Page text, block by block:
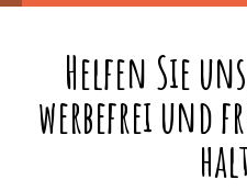
Helfen Sie
werbefrei und